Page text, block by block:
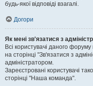
будь-якої відповіді взагалі.
Догори
Як мені зв'язатися з
Всі користувачі даного
на сторінці "Зв'язатися з
адміністратором.
Зареєстровані користувачі
сторінці "Наша команда".